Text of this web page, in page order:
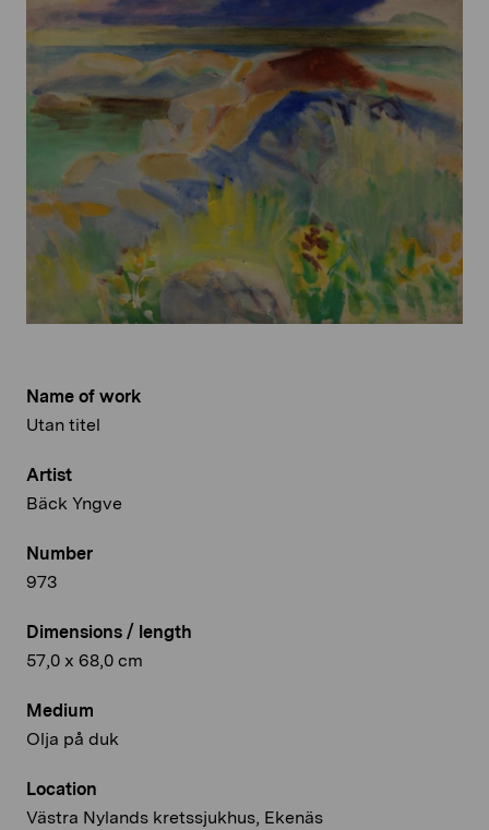
Name of work
Utan titel
Artist
Bäck Yngve
Number
973
Dimensions / length
57,0 x 68,0 cm
Medium
Olja på duk
Location
Västra Nylands kretssjukhus, Ekenäs